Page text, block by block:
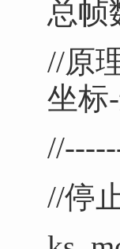
总帧
//原
坐标
//停